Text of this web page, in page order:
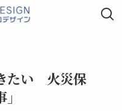
たい 火災保